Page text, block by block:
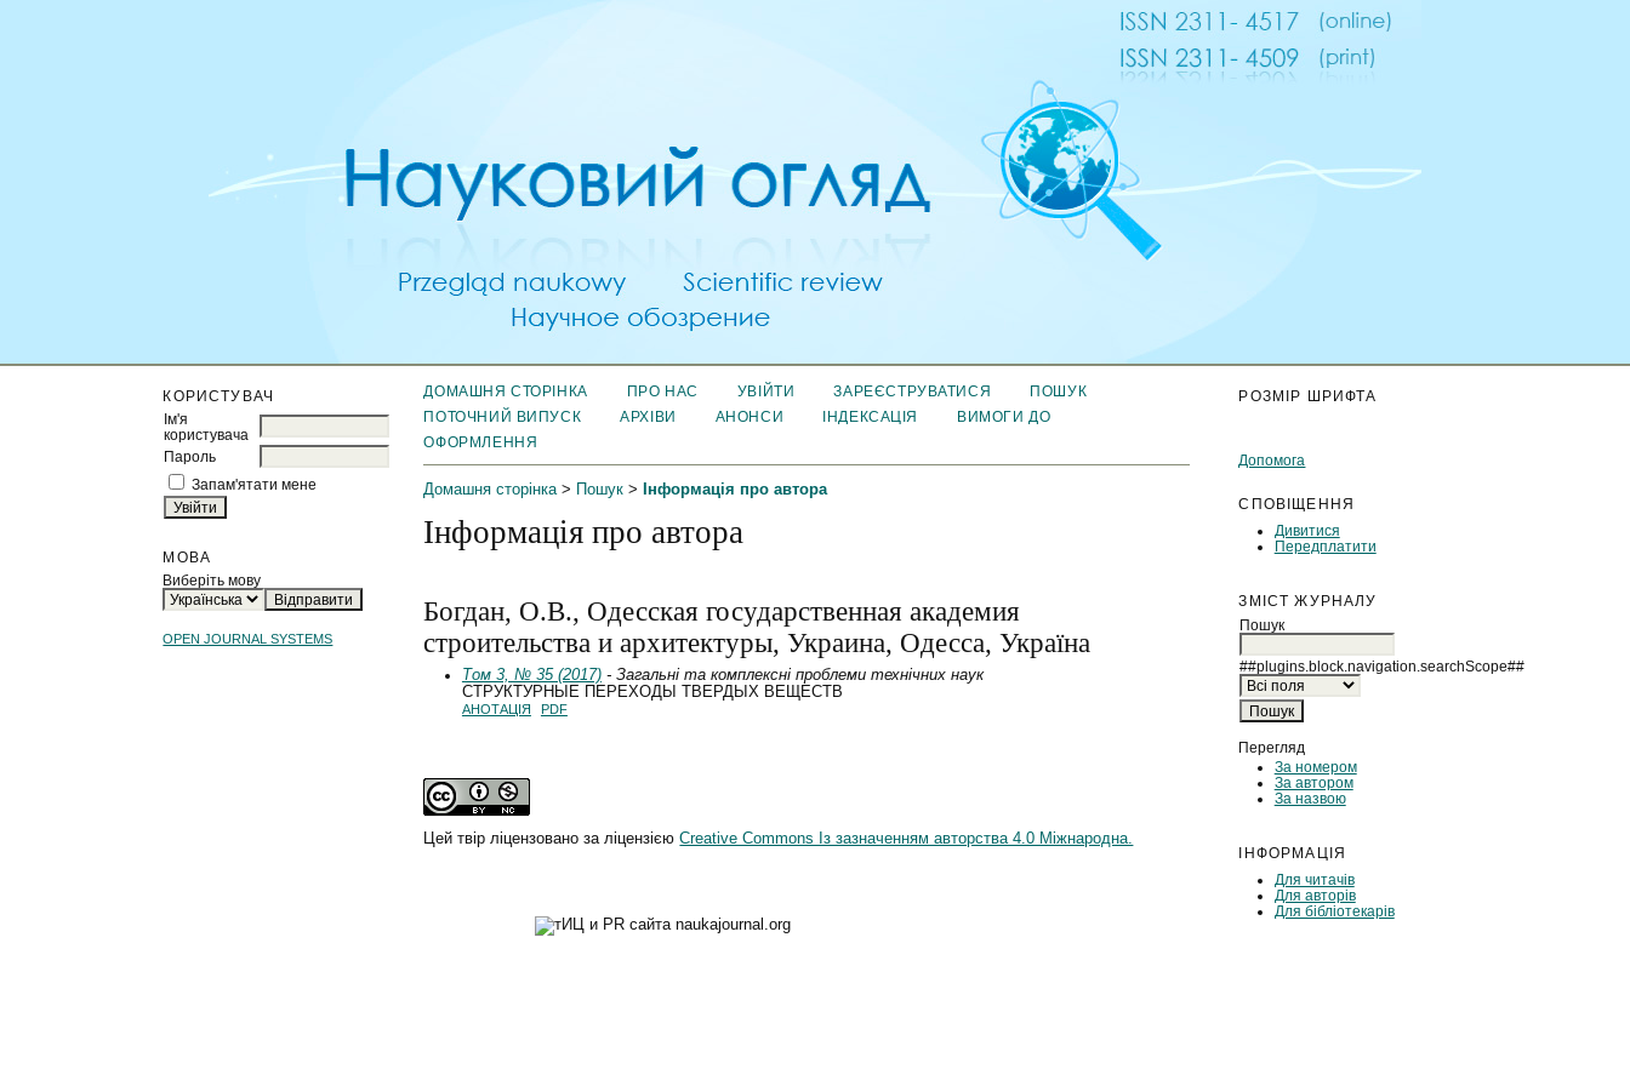
КОРИСТУВАЧ
Ім'я
користувача
Пароль
Запам'ятати мене
МОВА
Виберіть мову
OPEN JOURNAL SYSTEMS
РОЗМІР ШРИФТА
Допомога
СПОВІЩЕННЯ
Дивитися
Передплатити
ЗМІСТ ЖУРНАЛУ
Пошук
##plugins.block.navigation.searchScope##
Перегляд
За номером
За автором
За назвою
ІНФОРМАЦІЯ
Для читачів
Для авторів
Для бібліотекарів
ДОМАШНЯ СТОРІНКА ПРО НАС УВІЙТИ ЗАРЕЄСТРУВАТИСЯ
ПОШУК
ПОТОЧНИЙ ВИПУСК
АРХІВИ АНОНСИ ІНДЕКСАЦІЯ
ВИМОГИ ДО
ОФОРМЛЕННЯ
Домашня сторінка > Пошук > Інформація про автора
Інформація про автора
Богдан, О.В., Одесская государственная академия
строительства и архитектуры, Украина, Одесса, Україна
Том 3, № 35 (2017)- Загальні та комплексні проблеми технічних наук
СТРУКТУРНЫЕ ПЕРЕХОДЫ ТВЕРДЫХ ВЕЩЕСТВ
АНОТАЦІЯ PDF
Цей твір ліцензовано за ліцензієюCreative Commons Із зазначенням авторства 4.0 Міжнародна.